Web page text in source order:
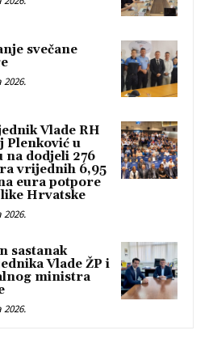
svečane
2026.
Vlade RH
Plenković u
na dodjeli 276
vrijednih 6,95
eura potpore
Hrvatske
2026.
sastanak
Vlade ŽP i
ministra
2026.